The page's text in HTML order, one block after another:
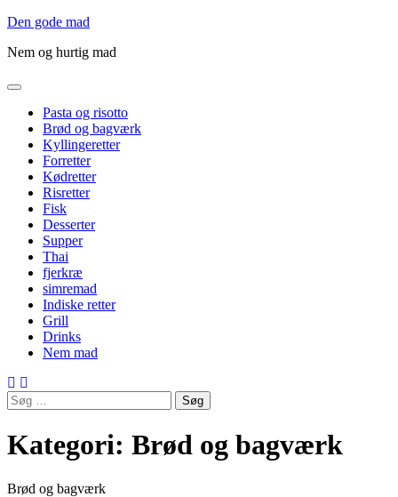
Gå
indholdet
Den gode mad
Nem og hurtig mad
Pasta og risotto
Brød og bagværk
Kyllingeretter
Forretter
Kødretter
Risretter
Fisk
Desserter
Supper
Thai
fjerkræ
simremad
Indiske retter
Grill
Drinks
Nem mad
Søg
efter:
Kategori: Brød og bagværk
Brød og bagværk